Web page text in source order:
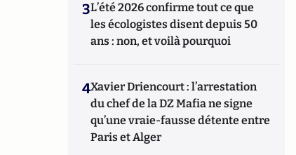
3L’été 2026 confirme tout ce que
les écologistes disent depuis 50
ans : non, et voilà pourquoi
4Xavier Driencourt : l’arrestation
du chef de la DZ Mafia ne signe
qu’une vraie-fausse détente entre
Paris et Alger